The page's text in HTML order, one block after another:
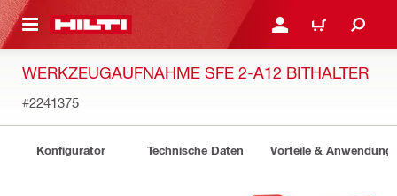
ANMELDEN ODER
WARENKORB
WERKZEUGAUFNAHME SFE 2-A12 BITHALTER
#2241375
Konfigurator Technische Daten Vorteile &